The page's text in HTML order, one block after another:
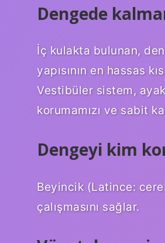
Dengede
İç kulakta bulunan,
yapısının en hassas
Vestibüler sistem,
korumamızı ve sabit
Dengeyi kim
Beyincik (Latince:
çalışmasını sağlar.